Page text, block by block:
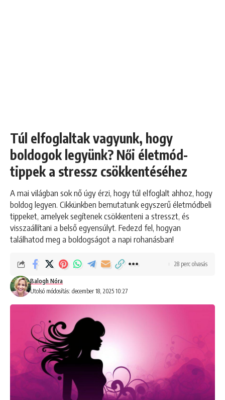
Túl elfoglaltak vagyunk, hogy
boldogok legyünk? Női életmód-
tippek a stressz csökkentéséhez
A mai világban sok nő úgy érzi, hogy túl elfoglalt ahhoz, hogy
boldog legyen. Cikkünkben bemutatunk egyszerű életmódbeli
tippeket, amelyek segítenek csökkenteni a stresszt, és
visszaállítani a belső egyensúlyt. Fedezd fel, hogyan
találhatod meg a boldogságot a napi rohanásban!
Utolsó módosítás: december 18, 2025 10:27
Balogh Nóra
28 perc olvasás